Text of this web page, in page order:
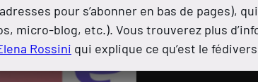
pour s’abonner en bas de pages),
micro-blog, etc.). Vous trouverez plus
Rossini qui explique ce qu’est le